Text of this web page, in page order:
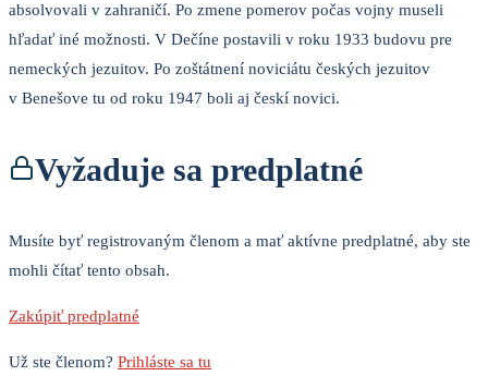
absolvovali v zahraničí. Po zmene pomerov počas vojny museli
hľadať iné možnosti. V Dečíne postavili v roku 1933 budovu pre
nemeckých jezuitov. Po zoštátnení noviciátu českých jezuitov
v Benešove tu od roku 1947 boli aj českí novici.
Vyžaduje sa predplatné
Musíte byť registrovaným členom a mať aktívne predplatné, aby ste
mohli čítať tento obsah.
Zakúpiť predplatné
Už ste členom? Prihláste sa tu